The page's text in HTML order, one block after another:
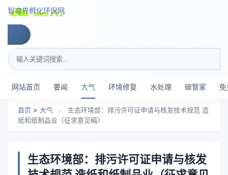
智穹界孵化环保网
搜索关键词
网站首页 要闻 大气 环境修复 水处理 碳管家 免
首页 > 大气 >
生态环境部：排污许可证申请与核发技术规范 造
纸和纸制品业（征求意见稿）
生态环境部：排污许可证申请与核发